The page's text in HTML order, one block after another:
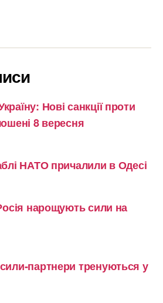
Нові санкції проти
8 вересня
НАТО причалили в Одесі
нарощують сили на
партнери тренуються у